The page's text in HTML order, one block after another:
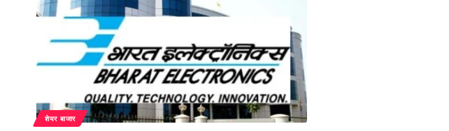
शेयर बाजार